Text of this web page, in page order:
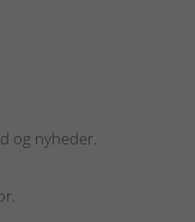
og nyheder.